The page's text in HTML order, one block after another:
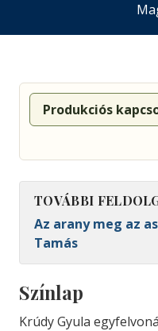
Produkciós
TOVÁBBI
Az arany meg az
Tamás
Színlap
Krúdy Gyula